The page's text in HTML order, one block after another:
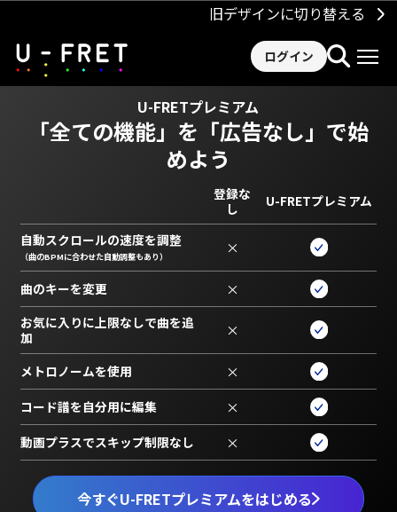
旧デザインに切り替える
ログイン
U-FRETプレミアム
「全ての機能」を 「広告なし」で始
めよう
今すぐU-FRETプレミアムをはじめる
登録な
し
U-FRETプレミアム
自動スクロールの速度を調整
（曲のBPMに合わせた自動調整もあり） ×
曲のキーを変更 ×
お気に入りに上限なしで曲を追
加
×
メトロノームを使用 ×
コード譜を自分用に編集 ×
動画プラスでスキップ制限なし ×